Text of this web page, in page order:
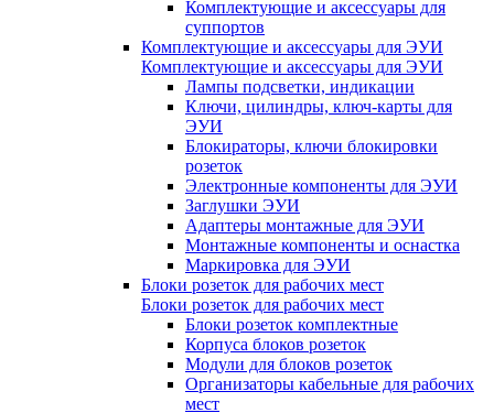
Комплектующие и аксессуары для
суппортов
Комплектующие и аксессуары для ЭУИ
Комплектующие и аксессуары для ЭУИ
Лампы подсветки, индикации
Ключи, цилиндры, ключ-карты для
ЭУИ
Блокираторы, ключи блокировки
розеток
Электронные компоненты для ЭУИ
Заглушки ЭУИ
Адаптеры монтажные для ЭУИ
Монтажные компоненты и оснастка
Маркировка для ЭУИ
Блоки розеток для рабочих мест
Блоки розеток для рабочих мест
Блоки розеток комплектные
Корпуса блоков розеток
Модули для блоков розеток
Организаторы кабельные для рабочих
мест